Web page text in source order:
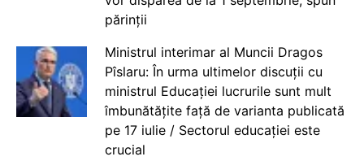
părinții
Ministrul interimar al Muncii Dragos
Pîslaru: În urma ultimelor discuții cu
ministrul Educației lucrurile sunt mult
îmbunătățite față de varianta publicată
pe 17 iulie / Sectorul educației este
crucial